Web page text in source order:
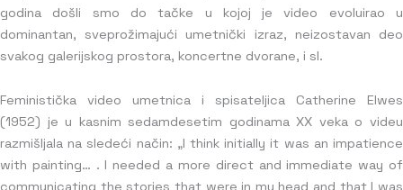
godina došli smo do tačke u kojoj je video evoluirao u
dominantan, sveprožimajući umetnički izraz, neizostavan deo
svakog galerijskog prostora, koncertne dvorane, i sl.
Feministička video umetnica i spisateljica Catherine Elwes
(1952) je u kasnim sedamdesetim godinama XX veka o videu
razmišljala na sledeći način: „I think initially it was an impatience
with painting… . I needed a more direct and immediate way of